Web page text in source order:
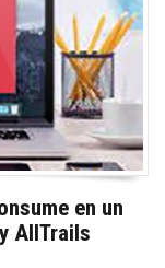
en un
AllTrails